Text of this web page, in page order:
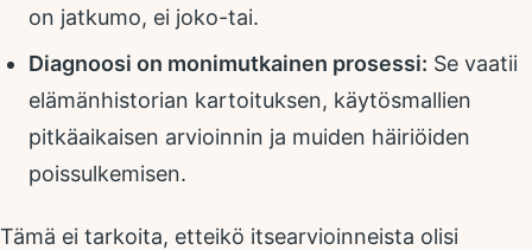
on jatkumo, ei joko-tai.
Diagnoosi on monimutkainen prosessi: Se vaatii
elämänhistorian kartoituksen, käytösmallien
pitkäaikaisen arvioinnin ja muiden häiriöiden
poissulkemisen.
Tämä ei tarkoita, etteikö itsearvioinneista olisi